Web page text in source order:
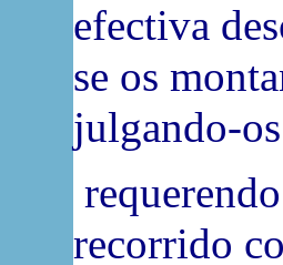
efectiva
se os
julgando-
recorrido